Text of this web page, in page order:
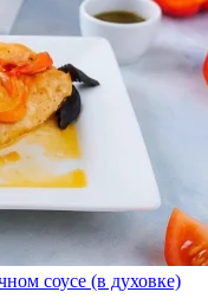
соусе (в духовке)